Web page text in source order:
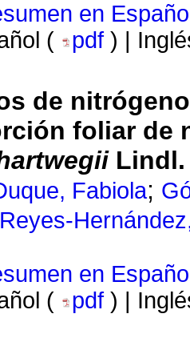
en
( pdf ) |
de
foliar de
Lindl.
Fabiola;
Reyes-
en
( pdf ) |